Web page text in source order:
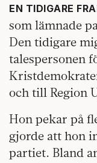
EN TIDIGARE
som lämnade
Den tidigare
talespersonen
och till Region
Hon pekar på
gjorde att hon
partiet. Bland